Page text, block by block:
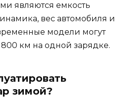
являются емкость
вес автомобиля и
модели могут
км на одной зарядке.
зимой?